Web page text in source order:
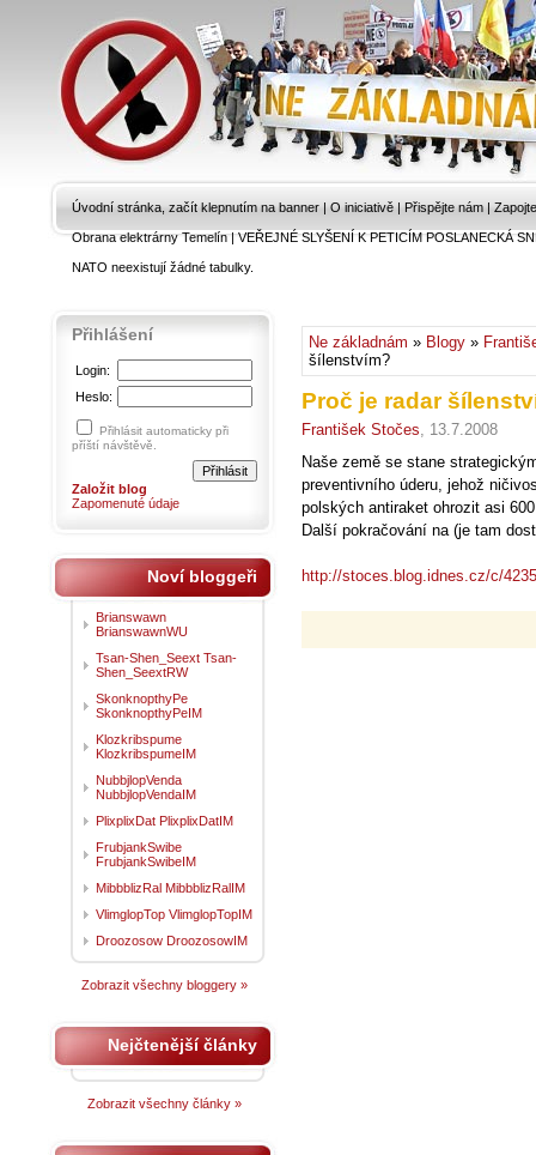
Úvodní stránka, začít klepnutím na banner | O iniciativě | Přispějte nám |
Obrana elektrárny Temelín|VEŘEJNÉ SLYŠENÍ K PETICÍM POSLANECKÁ
NATO neexistují žádné tabulky.
Ne základnám » Blogy »
šílenstvím?
Proč je radar
František Stočes, 13.7.2008
Naše země se stane
preventivního úderu, jehož
polských antiraket ohrozit asi
Další pokračování na (je tam
http://stoces.blog.idnes.cz/c/
Přihlášení
Login:
Heslo:
Přihlásit automaticky při
příští návštěvě.
Založit blog
Zapomenuté údaje
Noví bloggeři
Brianswawn
BrianswawnWU
Tsan-Shen_Seext Tsan-
Shen_SeextRW
SkonknopthyPe
SkonknopthyPeIM
Klozkribspume
KlozkribspumeIM
NubbjlopVenda
NubbjlopVendaIM
PlixplixDat PlixplixDatIM
FrubjankSwibe
FrubjankSwibeIM
MibbblizRal MibbblizRalIM
VlimglopTop VlimglopTopIM
Droozosow DroozosowIM
Zobrazit všechny bloggery »
Nejčtenější články
Zobrazit všechny články »